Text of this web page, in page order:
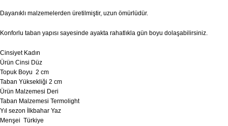
Dayanıklı malzemelerden üretilmiştir, uzun ömürlüdür.
Konforlu taban yapısı sayesinde ayakta rahatlıkla gün boyu dolaşabilirsiniz.
Cinsiyet Kadın
Ürün Cinsi Düz
Topuk Boyu 2 cm
Taban Yüksekliği 2 cm
Ürün Malzemesi Deri
Taban Malzemesi Termolight
Yıl sezon İlkbahar Yaz
Menşei Türkiye